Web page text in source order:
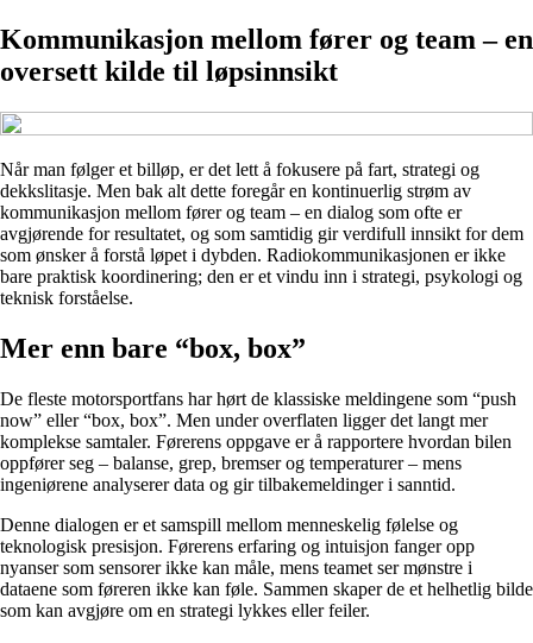
Kommunikasjon mellom fører og team – en
oversett kilde til løpsinnsikt
Når man følger et billøp, er det lett å fokusere på fart, strategi og
dekkslitasje. Men bak alt dette foregår en kontinuerlig strøm av
kommunikasjon mellom fører og team – en dialog som ofte er
avgjørende for resultatet, og som samtidig gir verdifull innsikt for dem
som ønsker å forstå løpet i dybden. Radiokommunikasjonen er ikke
bare praktisk koordinering; den er et vindu inn i strategi, psykologi og
teknisk forståelse.
Mer enn bare “box, box”
De fleste motorsportfans har hørt de klassiske meldingene som “push
now” eller “box, box”. Men under overflaten ligger det langt mer
komplekse samtaler. Førerens oppgave er å rapportere hvordan bilen
oppfører seg – balanse, grep, bremser og temperaturer – mens
ingeniørene analyserer data og gir tilbakemeldinger i sanntid.
Denne dialogen er et samspill mellom menneskelig følelse og
teknologisk presisjon. Førerens erfaring og intuisjon fanger opp
nyanser som sensorer ikke kan måle, mens teamet ser mønstre i
dataene som føreren ikke kan føle. Sammen skaper de et helhetlig bilde
som kan avgjøre om en strategi lykkes eller feiler.